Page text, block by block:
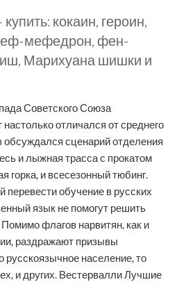
кокаин, героин,
мефедрон, фен-
Марихуана шишки и
Советского Союза
настолько отличался от среднего
обсуждался сценарий отделения
и лыжная трасса с прокатом
горка, и всесезонный тюбинг.
обучение в русских
язык не помогут решить
флагов нарвитян, как и
раздражают призывы
русскоязычное население, то
и других. Вестервалли Лучшие